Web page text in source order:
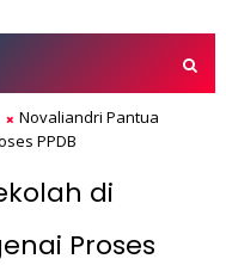
Novaliandri Pantua
PPDB
di
Proses